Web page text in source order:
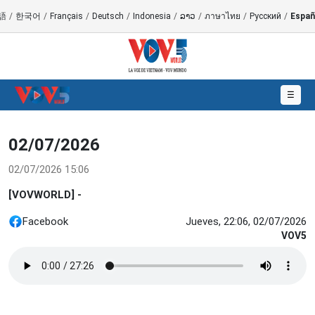
/ 한국어 / Français / Deutsch / Indonesia / ລາວ / ภาษาไทย / Русский /
☰
02/07/2026
02/07/2026 15:06
[VOVWORLD] -
Facebook Jueves, 22:06, 02/07/2026
VOV5